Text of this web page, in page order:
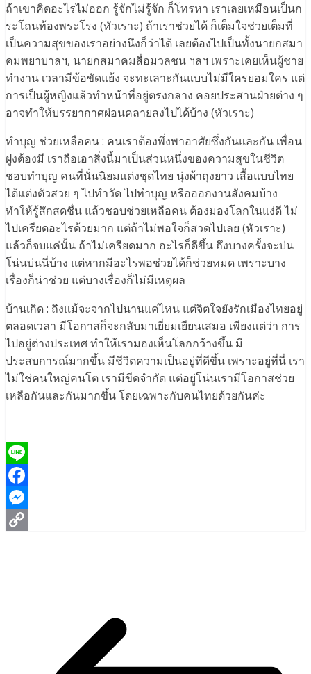
ถ้าเขาคิดอะไรไม่ออก รู้จักไม่รู้จัก ก็โทรหา เราเลยเหมือนเป็นก
ระโถนท้องพระโรง (หัวเราะ) ถ้าเราช่วยได้ ก็เต็มใจช่วยเต็มที่
เป็นความสุขของเราอย่างนึงก็ว่าได้ เลยต้องไปเป็นทั้งนายกสมา
คมพยาบาลฯ, นายกสมาคมสื่อมวลชน ฯลฯ เพราะเคยเห็นผู้ชาย
ทำงาน เวลามีข้อขัดแย้ง จะทะเลาะกันแบบไม่มีใครยอมใคร แต่
การเป็นผู้หญิงแล้วทำหน้าที่อยู่ตรงกลาง คอยประสานฝ่ายต่าง ๆ
อาจทำให้บรรยากาศผ่อนคลายลงไปได้บ้าง (หัวเราะ)
ทำบุญ ช่วยเหลือคน : คนเราต้องพึ่งพาอาศัยซึ่งกันและกัน เพื่อน
ฝูงต้องมี เราถือเอาสิ่งนี้มาเป็นส่วนหนึ่งของความสุขในชีวิต
ชอบทำบุญ คนที่นั่นนิยมแต่งชุดไทย นุ่งผ้าถุงยาว เสื้อแบบไทย
ได้แต่งตัวสวย ๆ ไปทำวัด ไปทำบุญ หรือออกงานสังคมบ้าง
ทำให้รู้สึกสดชื่น แล้วชอบช่วยเหลือคน ต้องมองโลกในแง่ดี ไม่
ไปเครียดอะไรด้วยมาก แต่ถ้าไม่พอใจก็สวดไปเลย (หัวเราะ)
แล้วก็จบแค่นั้น ถ้าไม่เครียดมาก อะไรก็ดีขึ้น ถึงบางครั้งจะบ่น
โน่นบ่นนี่บ้าง แต่หากมีอะไรพอช่วยได้ก็ช่วยหมด เพราะบาง
เรื่องก็น่าช่วย แต่บางเรื่องก็ไม่มีเหตุผล
บ้านเกิด : ถึงแม้จะจากไปนานแค่ไหน แต่จิตใจยังรักเมืองไทยอยู่
ตลอดเวลา มีโอกาสก็จะกลับมาเยี่ยมเยียนเสมอ เพียงแต่ว่า การ
ไปอยู่ต่างประเทศ ทำให้เรามองเห็นโลกกว้างขึ้น มี
ประสบการณ์มากขึ้น มีชีวิตความเป็นอยู่ที่ดีขึ้น เพราะอยู่ที่นี่ เรา
ไม่ใช่คนใหญ่คนโต เรามีขีดจำกัด แต่อยู่โน่นเรามีโอกาสช่วย
เหลือกันและกันมากขึ้น โดยเฉพาะกับคนไทยด้วยกันค่ะ
Line
Facebook
Messenger